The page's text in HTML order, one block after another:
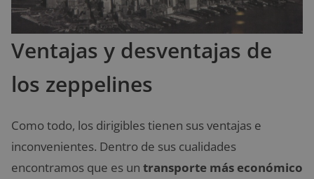
Ventajas y desventajas de
los zeppelines
Como todo, los dirigibles tienen sus ventajas e
inconvenientes. Dentro de sus cualidades
encontramos que es un transporte más económico